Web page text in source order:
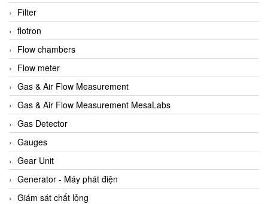
APLISENS VietNam
Apollo Fire
Appleton
AQ Matic
Aqualabo Vietnam
Aquametro
ARCA Regler
Arcos Hydraulik
Ardetem-Sfere-Vietnam
Argal
AS ENERGI
Filter
flotron
Flow chambers
Flow meter
Gas & Air Flow Measurement
Gas & Air Flow Measurement MesaLabs
Gas Detector
Gauges
Gear Unit
Generator - Máy phát điện
Giám sát chất lỏng